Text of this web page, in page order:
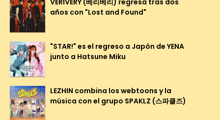
VERIVERY (베리베리) regresa tras dos
años con "Lost and Found"
"STAR!" es el regreso a Japón de YENA
junto a Hatsune Miku
LEZHIN combina los webtoons y la
música con el grupo SPAKLZ (스파클즈)